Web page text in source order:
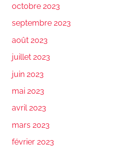
octobre 2023
septembre 2023
août 2023
juillet 2023
juin 2023
mai 2023
avril 2023
mars 2023
février 2023